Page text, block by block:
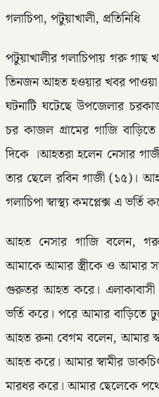
গলাচিপা, পটুয়াখালী, প্রতিনিধি
পটুয়াখালীর গলাচিপায় গরু গাছ
তিনজন আহত হওয়ার খবর পাওয়া
ঘটনাটি ঘটেছে উপজেলার
চর কাজল গ্রামের গাজি
দিকে ।আহতরা হলেন নেসার
তার ছেলে রবিন গাজী (১৫)।
গলাচিপা স্বাস্থ্য কমপ্লেক্স এ ভর্তি
আহত নেসার গাজি বলেন,
আমাকে আমার স্ত্রীকে ও আমার
গুরুতর আহত করে। এলাকাবাসী
ভর্তি করে। পরে আমার বাড়িতে
আহত রুনা বেগম বলেন, আমার
আহত করে। আমার স্বামীর
মারধর করে। আমার ছেলেকে